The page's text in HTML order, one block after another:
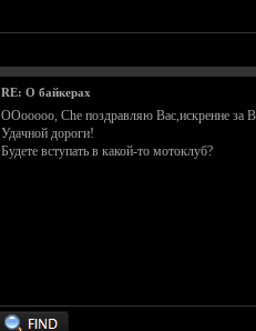
RE: О байкерах
ООооооо, Che поздравляю Вас,искренне за
Удачной дороги!
Будете вступать в какой-то мотоклуб?